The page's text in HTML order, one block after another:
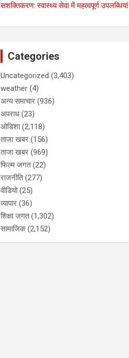
सशक्तिकरण: स्वास्थ्य सेवा में महत्वपूर्ण उपलब्धियां
Categories
Uncategorized (3,403)
weather (4)
अन्य समाचार (936)
अपराध (23)
ओडिशा(2,118)
ताजा खबर (156)
ताजा खबर (969)
फिल्म जगत(22)
राजनीति(277)
वीडियो(25)
व्यापार (36)
शिक्षा जगत(1,302)
सामाजिक(2,152)